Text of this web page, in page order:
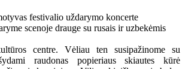
centre. Vėliau ten susipažinome su
raudonas popieriaus skiautes kūrė